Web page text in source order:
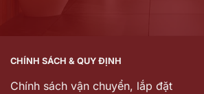
CHÍNH SÁCH & QUY ĐỊNH
Chính sách vận chuyển, lắp đặt